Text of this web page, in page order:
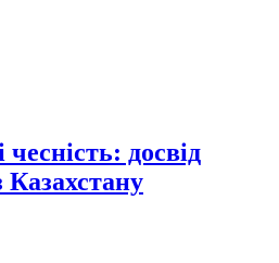
досвід
Казахстану